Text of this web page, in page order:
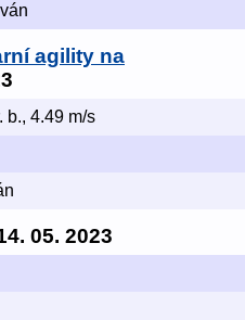
agility na
b., 4.49 m/s
05. 2023